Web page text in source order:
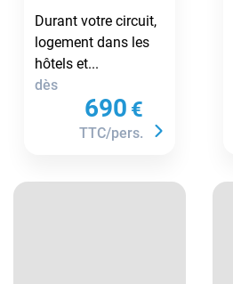
Durant votre circuit,
logement dans les
hôtels et...
dès
690 €
TTC/pers.